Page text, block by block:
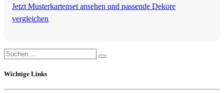
Jetzt Musterkartenset ansehen und passende Dekore
vergleichen
Wichtige Links